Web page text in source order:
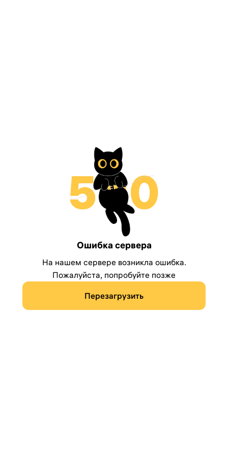
Ошибка сервера
На нашем сервере возникла ошибка.
Пожалуйста, попробуйте позже
Перезагрузить